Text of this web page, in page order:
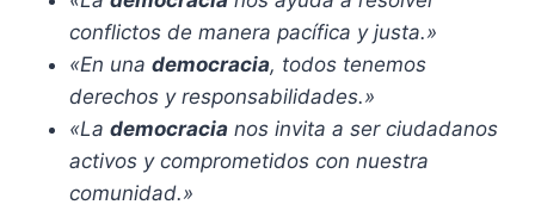
conflictos de manera pacífica y justa.»
«En una democracia, todos tenemos
derechos y responsabilidades.»
«La democracia nos invita a ser ciudadanos
activos y comprometidos con nuestra
comunidad.»